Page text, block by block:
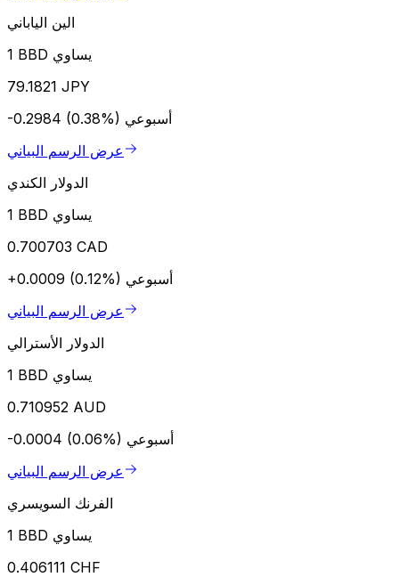
الين الياباني
1 BBD يساوي
79.1821 JPY
-0.2984 (0.38%) أسبوعي
عرض الرسم البياني
الدولار الكندي
1 BBD يساوي
0.700703 CAD
+0.0009 (0.12%) أسبوعي
عرض الرسم البياني
الدولار الأسترالي
1 BBD يساوي
0.710952 AUD
-0.0004 (0.06%) أسبوعي
عرض الرسم البياني
الفرنك السويسري
1 BBD يساوي
0.406111 CHF